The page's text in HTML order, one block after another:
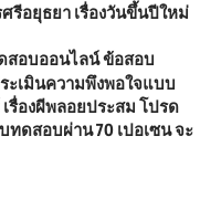
รีอยุธยา เรื่องวันขึ้นปีใหม่
สอบออนไลน์ ข้อสอบ
เมินความพึงพอใจแบบ
รื่องผีพลอยประสม โปรด
ดสอบผ่าน 70 เปอเซน จะ